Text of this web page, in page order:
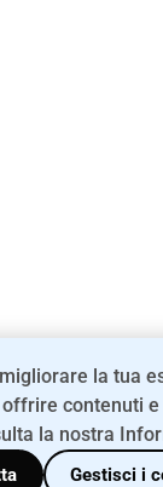
la tua
contenuti
la nostra
Gestisci i